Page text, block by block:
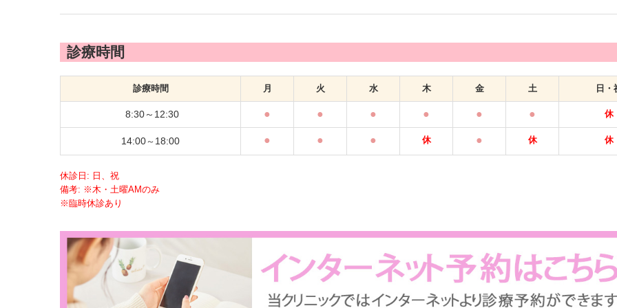
診療時間
診療時間 月 火 水 木 金 土 日・
8:30～12:30 ● ● ● ● ● ● 休
14:00～ 18:00 ● ● ● 休 ● 休 休
休診日: 日、祝
備考: ※木・土曜AMのみ
※臨時休診あり